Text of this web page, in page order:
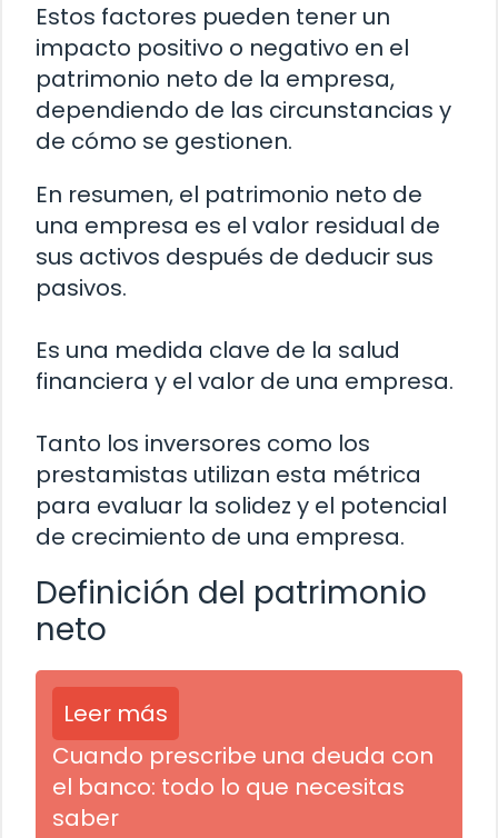
Estos factores pueden tener un
impacto positivo o negativo en el
patrimonio neto de la empresa,
dependiendo de las circunstancias y
de cómo se gestionen.
En resumen, el patrimonio neto de
una empresa es el valor residual de
sus activos después de deducir sus
pasivos.
Es una medida clave de la salud
financiera y el valor de una empresa.
Tanto los inversores como los
prestamistas utilizan esta métrica
para evaluar la solidez y el potencial
de crecimiento de una empresa.
Definición del patrimonio
neto
Leer más
Cuando prescribe una deuda con
el banco: todo lo que necesitas
saber